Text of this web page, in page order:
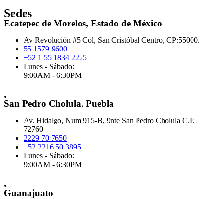
Sedes
Ecatepec de Morelos, Estado de México
Av Revolución #5 Col, San Cristóbal Centro, CP:55000.
55 1579-9600
+52 1 55 1834 2225
Lunes - Sábado:
9:00AM - 6:30PM
.
San Pedro Cholula, Puebla
Av. Hidalgo, Num 915-B, 9nte San Pedro Cholula C.P.
72760
2229 70 7650
+52 2216 50 3895
Lunes - Sábado:
9:00AM - 6:30PM
.
Guanajuato